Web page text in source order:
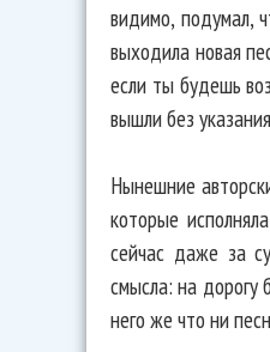
видимо, подумал,
выходила новая
если ты будешь
вышли без
Нынешние
которые
сейчас даже за
смысла: на
него же что ни